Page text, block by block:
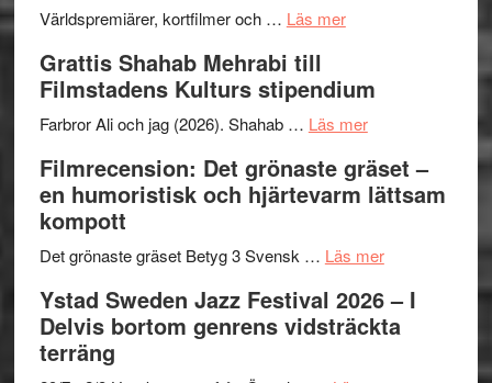
The
Files:
I
Want
Believe
–
Frankenshtey
med
Fox
Världspremiärer, kortfilmer och … Läs merom
West
presenterar
nya
titlar
årets
Grattis Shahab Mehrabi till
Filmstadens Kulturs stipendium
Farbror Ali och jag (2026). Shahab … Läs merom
Shahab
Mehrabi
Filmstadens
stipendium
Filmrecension: Det grönaste gräset –
en humoristisk och hjärtevarm lättsam
kompott
Det grönaste gräset Betyg 3 Svensk … Läs merom
Det
grönaste
Ystad Sweden Jazz Festival 2026 – I
Delvis bortom genrens vidsträckta
terräng